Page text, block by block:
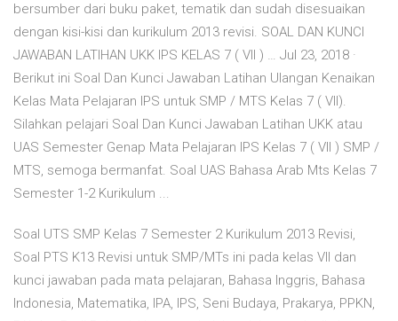
bersumber dari buku paket, tematik dan sudah disesuaikan
dengan kisi-kisi dan kurikulum 2013 revisi. SOAL DAN KUNCI
JAWABAN LATIHAN UKK IPS KELAS 7 ( VII ) … Jul 23, 2018 ·
Berikut ini Soal Dan Kunci Jawaban Latihan Ulangan Kenaikan
Kelas Mata Pelajaran IPS untuk SMP / MTS Kelas 7 ( VII).
Silahkan pelajari Soal Dan Kunci Jawaban Latihan UKK atau
UAS Semester Genap Mata Pelajaran IPS Kelas 7 ( VII ) SMP /
MTS, semoga bermanfat. Soal UAS Bahasa Arab Mts Kelas 7
Semester 1-2 Kurikulum ...
Soal UTS SMP Kelas 7 Semester 2 Kurikulum 2013 Revisi,
Soal PTS K13 Revisi untuk SMP/MTs ini pada kelas VII dan
kunci jawaban pada mata pelajaran, Bahasa Inggris, Bahasa
Indonesia, Matematika, IPA, IPS, Seni Budaya, Prakarya, PPKN,